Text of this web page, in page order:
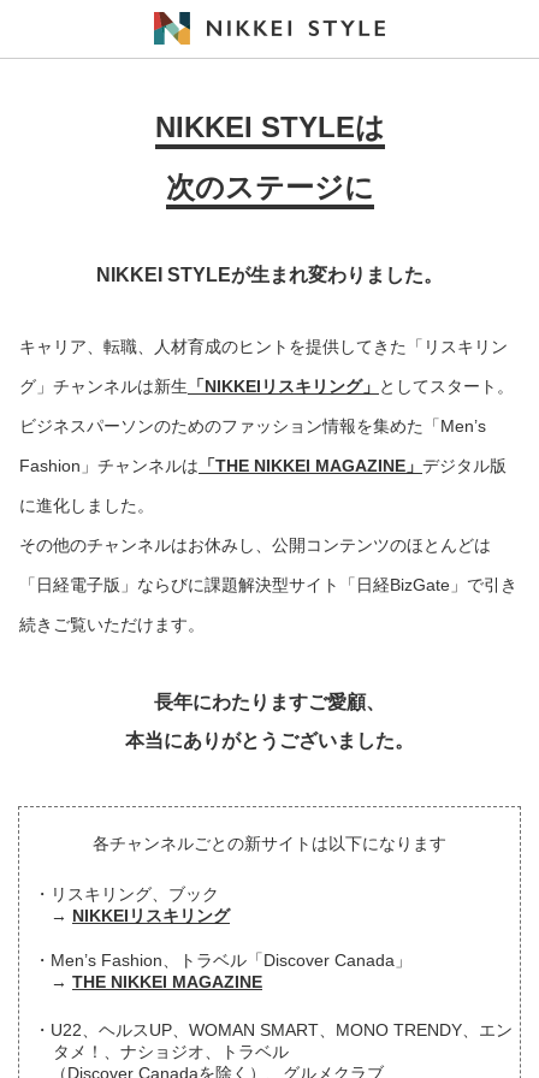
NIKKEI STYLEは
次のステージに
NIKKEI STYLEが生まれ変わりました。
キャリア、転職、人材育成のヒントを提供してきた「リスキリン
グ」チャンネルは新生 「NIKKEIリスキリング」 としてスタート。
ビジネスパーソンのためのファッション情報を集めた「Men’s
Fashion」チャンネルは 「THE NIKKEI MAGAZINE」 デジタル版
に進化しました。
その他のチャンネルはお休みし、公開コンテンツのほとんどは
「日経電子版」ならびに課題解決型サイト「日経BizGate」で引き
続きご覧いただけます。
長年にわたりますご愛顧、
本当にありがとうございました。
各チャンネルごとの新サイトは以下になります
リスキリング、ブック
NIKKEIリスキリング
Men’s Fashion、トラベル「Discover Canada」
THE NIKKEI MAGAZINE
U22、ヘルスUP、WOMAN SMART、MONO TRENDY、エン
タメ！、ナショジオ、トラベル
（Discover Canadaを除く）、グルメクラブ